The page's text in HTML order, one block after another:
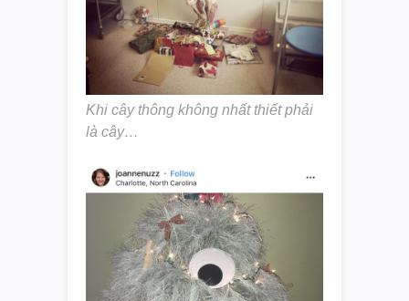
Khi cây thông không nhất thiết phải
là cây…